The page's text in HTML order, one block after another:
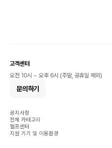
고객센터
오전 10시 ~ 오후 6시 (주말, 공휴일 제외)
문의하기
공지사항
전체 카테고리
헬프센터
지원 기기 및 이용환경